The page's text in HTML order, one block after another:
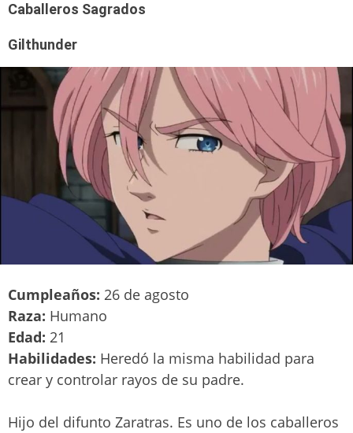
Caballeros Sagrados
Gilthunder
Cumpleaños: 26 de agosto
Raza: Humano
Edad: 21
Habilidades: Heredó la misma habilidad para
crear y controlar rayos de su padre.
Hijo del difunto Zaratras. Es uno de los caballeros